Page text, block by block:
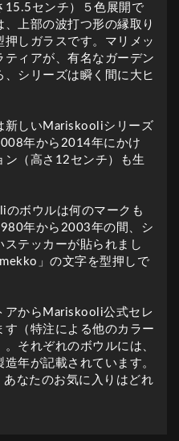
15.5センチ）５色展開で
上部の波打つ形の縁取り
しガラスです。マリメッ
ティアが、有名なガーデン
シリーズは瞬く間に大ヒ
新しいMariskooliシリーズ
年から2014年にかけ
ン（高さ12センチ）も生
ボウルは何のマークも
年から2003年の間、シ
ステッカーが貼られまし
」の文字を型押しで
アからMariskooli公式セレ
す（特注による他のカラー
それぞれのボウルには、
年が記載されています。
なたのお気に入りはどれ